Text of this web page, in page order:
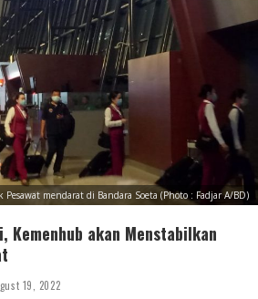
Pesawat mendarat di Bandara Soeta (Photo : Fadjar A/BD)
Kemenhub akan Menstabilkan
19, 2022